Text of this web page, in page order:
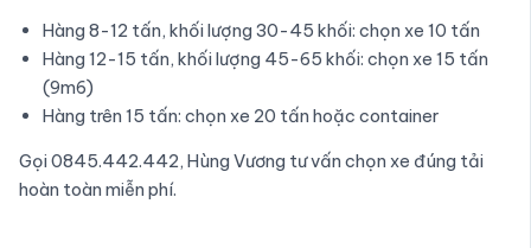
Hàng 8-12 tấn, khối lượng 30-45 khối: chọn xe 10 tấn
Hàng 12-15 tấn, khối lượng 45-65 khối: chọn xe 15 tấn
(9m6)
Hàng trên 15 tấn: chọn xe 20 tấn hoặc container
Gọi 0845.442.442, Hùng Vương tư vấn chọn xe đúng tải
hoàn toàn miễn phí.